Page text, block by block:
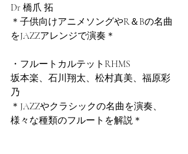
Dr 橋爪 拓
＊子供向けアニメソングやR＆Bの名曲
をJAZZアレンジで演奏＊
・フルートカルテットRHMS
坂本楽、石川翔太、松村真美、福原彩
乃
＊JAZZやクラシックの名曲を演奏、
様々な種類のフルートを解説＊